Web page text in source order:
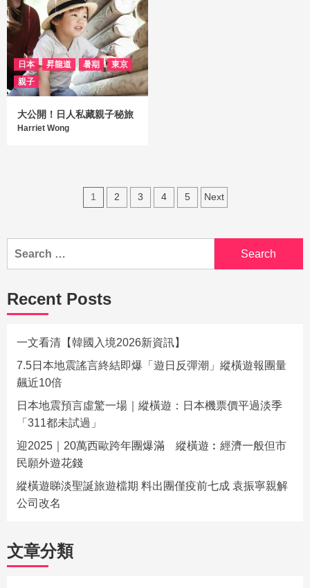
日本 昇龍道 暑期
東京
親子
大公開！日人私藏親子秘旅
Harriet Wong
1 2 3 4 5 Next
Recent Posts
一文看清【韓國入境2026新資訊】
7.5日本地震謠言終結即爆「遊日反彈潮」縱橫遊報團量
飆近10倍
日本地震預言虛驚一場｜縱橫遊：日本機票價平過淡季
「311都未試過」
迎2025｜20萬西歐跨年團爆滿 縱橫遊︰經濟一般但市
民願外遊花錢
縱橫遊睇淡聖誕旅遊檔期 料出團僅疫前七成 袁振寧親解
公司改名
文章分類